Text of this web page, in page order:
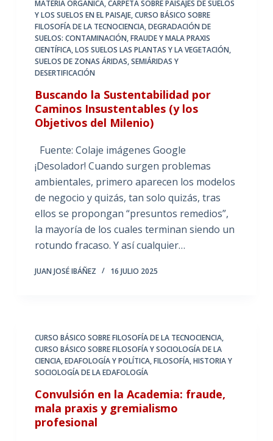
MATERIA ORGÁNICA,CARPETA SOBRE PAISAJES DE SUELOS
Y LOS SUELOS EN EL PAISAJE,CURSO BÁSICO SOBRE
FILOSOFÍA DE LA TECNOCIENCIA,DEGRADACIÓN DE
SUELOS: CONTAMINACIÓN,FRAUDE Y MALA PRAXIS
CIENTÍFICA,LOS SUELOS LAS PLANTAS Y LA VEGETACIÓN,
SUELOS DE ZONAS ÁRIDAS, SEMIÁRIDAS Y
DESERTIFICACIÓN
Buscando la Sustentabilidad por
Caminos Insustentables (y los
Objetivos del Milenio)
Fuente: Colaje imágenes Google
¡Desolador! Cuando surgen problemas
ambientales, primero aparecen los modelos
de negocio y quizás, tan solo quizás, tras
ellos se propongan “presuntos remedios”,
la mayoría de los cuales terminan siendo un
rotundo fracaso. Y así cualquier…
JUAN JOSÉ IBÁÑEZ 16 JULIO 2025
CURSO BÁSICO SOBRE FILOSOFÍA DE LA TECNOCIENCIA,
CURSO BÁSICO SOBRE FILOSOFÍA Y SOCIOLOGÍA DE LA
CIENCIA,EDAFOLOGÍA Y POLÍTICA,FILOSOFÍA, HISTORIA Y
SOCIOLOGÍA DE LA EDAFOLOGÍA
Convulsión en la Academia: fraude,
mala praxis y gremialismo
profesional